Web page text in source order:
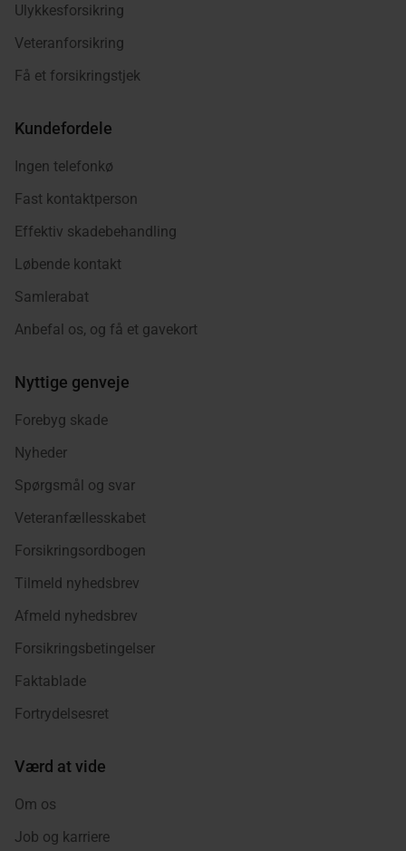
Ulykkesforsikring
Veteranforsikring
Få et forsikringstjek
Kundefordele
Ingen telefonkø
Fast kontaktperson
Effektiv skadebehandling
Løbende kontakt
Samlerabat
Anbefal os, og få et gavekort
Nyttige genveje
Forebyg skade
Nyheder
Spørgsmål og svar
Veteranfællesskabet
Forsikringsordbogen
Tilmeld nyhedsbrev
Afmeld nyhedsbrev
Forsikringsbetingelser
Faktablade
Fortrydelsesret
Værd at vide
Om os
Job og karriere